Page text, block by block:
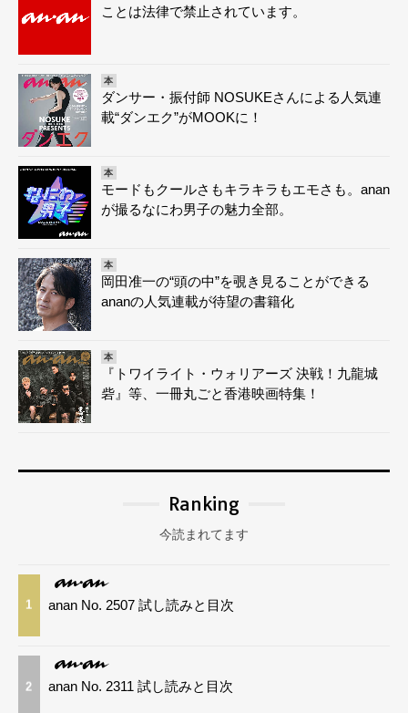
ことは法律で禁止されています。
本
ダンサー・振付師 NOSUKEさんによる人気連
載“ダンエク”がMOOKに！
本
モードもクールさもキラキラもエモさも。anan
が撮るなにわ男子の魅力全部。
本
岡田准一の“頭の中”を覗き見ることができる
ananの人気連載が待望の書籍化
本
『トワイライト・ウォリアーズ 決戦！九龍城
砦』等、一冊丸ごと香港映画特集！
Ranking
今読まれてます
1 anan No. 2507 試し読みと目次
2 anan No. 2311 試し読みと目次